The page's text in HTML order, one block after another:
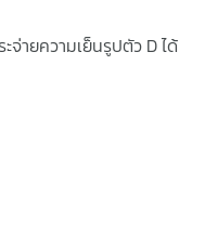
ายความเย็นรูปตัว D ได้